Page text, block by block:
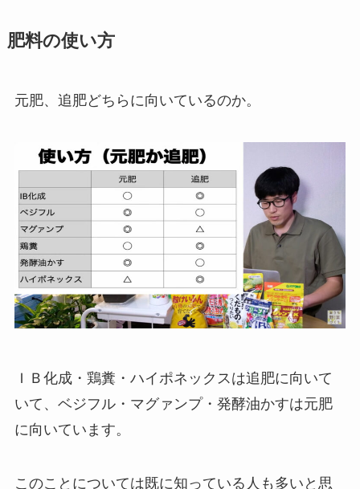
肥料の使い方
元肥、追肥どちらに向いているのか。
ＩＢ化成・鶏糞・ハイポネックスは追肥に向いて
いて、ベジフル・マグァンプ・発酵油かすは元肥
に向いています。
このことについては既に知っている人も多いと思